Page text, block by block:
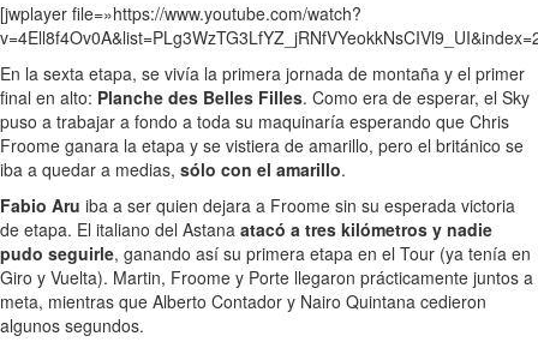
[jwplayer file=»https://www.youtube.com/watch?
En la sexta etapa, se vivía la primera jornada de montaña y el primer
final en alto: Planche des Belles Filles. Como era de esperar, el Sky
puso a trabajar a fondo a toda su maquinaría esperando que Chris
Froome ganara la etapa y se vistiera de amarillo, pero el británico se
iba a quedar a medias, sólo con el amarillo.
Fabio Aru iba a ser quien dejara a Froome sin su esperada victoria
de etapa. El italiano del Astana atacó a tres kilómetros y nadie
pudo seguirle, ganando así su primera etapa en el Tour (ya tenía en
Giro y Vuelta). Martin, Froome y Porte llegaron prácticamente juntos a
meta, mientras que Alberto Contador y Nairo Quintana cedieron
algunos segundos.